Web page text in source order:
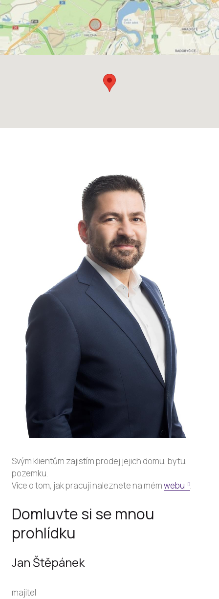
Svým klientům zajistím prodej jejich domu, bytu,
pozemku.
Více o tom, jak pracuji naleznete na mémwebu .
Domluvte si se mnou
prohlídku
Jan Štěpánek
majitel